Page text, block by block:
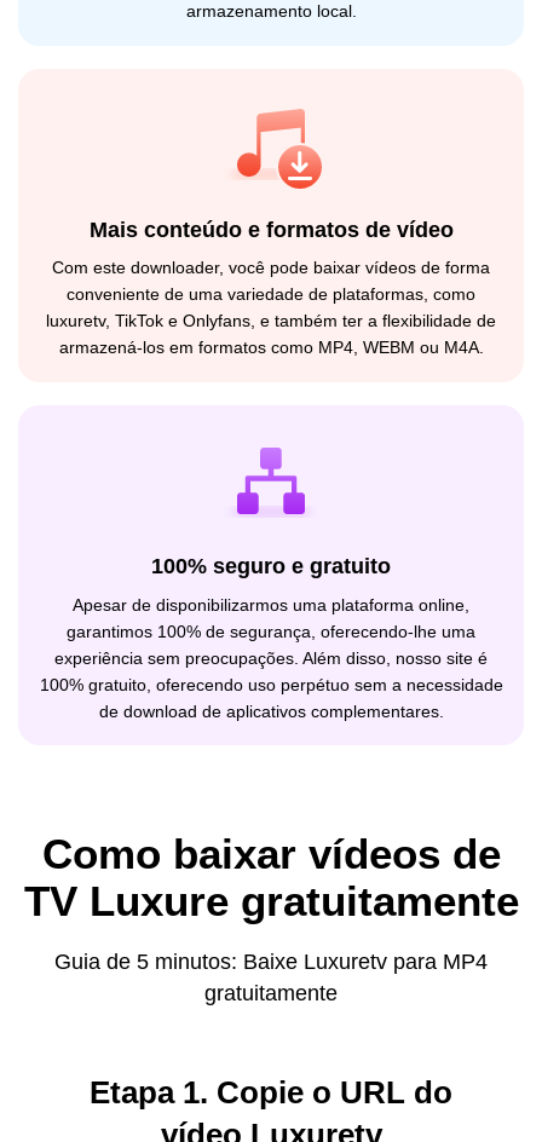
armazenamento local.
Mais conteúdo e formatos de vídeo
Com este downloader, você pode baixar vídeos de forma
conveniente de uma variedade de plataformas, como
luxuretv, TikTok e Onlyfans, e também ter a flexibilidade de
armazená-los em formatos como MP4, WEBM ou M4A.
100% seguro e gratuito
Apesar de disponibilizarmos uma plataforma online,
garantimos 100% de segurança, oferecendo-lhe uma
experiência sem preocupações. Além disso, nosso site é
100% gratuito, oferecendo uso perpétuo sem a necessidade
de download de aplicativos complementares.
Como baixar vídeos de
TV Luxure gratuitamente
Guia de 5 minutos: Baixe Luxuretv para MP4
gratuitamente
Etapa 1. Copie o URL do
vídeo Luxuretv